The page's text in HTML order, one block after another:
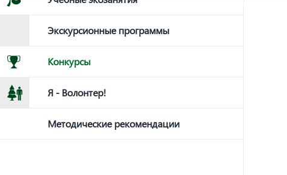
Экскурсионные программы
Конкурсы
Я - Волонтер!
Методические рекомендации